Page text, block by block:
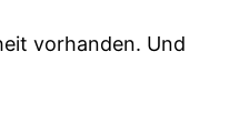
vorhanden. Und